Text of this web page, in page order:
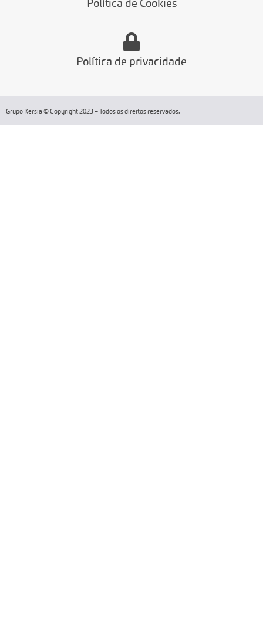
Política de Cookies
Política de privacidade
Grupo Kersia © Copyright 2023 – Todos os direitos reservados.